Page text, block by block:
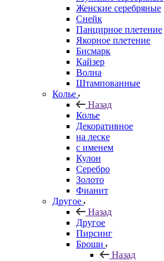
Женские серебряные
Снейк
Панцирное плетение
Якорное плетение
Бисмарк
Кайзер
Волна
Штампованные
Колье
Назад
Колье
Декоративное
на леске
с именем
Кулон
Серебро
Золото
Фианит
Другое
Назад
Другое
Пирсинг
Броши
Назад